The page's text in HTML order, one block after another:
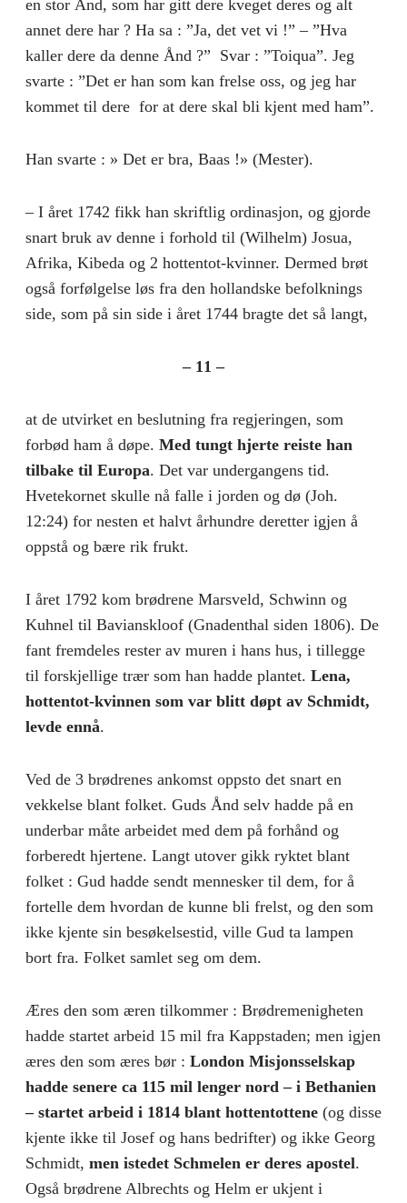
en stor Ånd, som har gitt dere kveget deres og alt
annet dere har ? Ha sa : ”Ja, det vet vi !” – ”Hva
kaller dere da denne Ånd ?” Svar : ”Toiqua”. Jeg
svarte : ”Det er han som kan frelse oss, og jeg har
kommet til dere for at dere skal bli kjent med ham”.
Han svarte : » Det er bra, Baas !» (Mester).
– I året 1742 fikk han skriftlig ordinasjon, og gjorde
snart bruk av denne i forhold til (Wilhelm) Josua,
Afrika, Kibeda og 2 hottentot-kvinner. Dermed brøt
også forfølgelse løs fra den hollandske befolknings
side, som på sin side i året 1744 bragte det så langt,
– 11 –
at de utvirket en beslutning fra regjeringen, som
forbød ham å døpe. Med tungt hjerte reiste han
tilbake til Europa. Det var undergangens tid.
Hvetekornet skulle nå falle i jorden og dø (Joh.
12:24) for nesten et halvt århundre deretter igjen å
oppstå og bære rik frukt.
I året 1792 kom brødrene Marsveld, Schwinn og
Kuhnel til Bavianskloof (Gnadenthal siden 1806). De
fant fremdeles rester av muren i hans hus, i tillegge
til forskjellige trær som han hadde plantet. Lena,
hottentot-kvinnen som var blitt døpt av Schmidt,
levde ennå.
Ved de 3 brødrenes ankomst oppsto det snart en
vekkelse blant folket. Guds Ånd selv hadde på en
underbar måte arbeidet med dem på forhånd og
forberedt hjertene. Langt utover gikk ryktet blant
folket : Gud hadde sendt mennesker til dem, for å
fortelle dem hvordan de kunne bli frelst, og den som
ikke kjente sin besøkelsestid, ville Gud ta lampen
bort fra. Folket samlet seg om dem.
Æres den som æren tilkommer : Brødremenigheten
hadde startet arbeid 15 mil fra Kappstaden; men igjen
æres den som æres bør : London Misjonsselskap
hadde senere ca 115 mil lenger nord – i Bethanien
– startet arbeid i 1814 blant hottentottene (og disse
kjente ikke til Josef og hans bedrifter) og ikke Georg
Schmidt, men istedet Schmelen er deres apostel.
Også brødrene Albrechts og Helm er ukjent i